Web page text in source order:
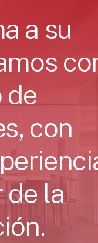
a su
de
con
de la